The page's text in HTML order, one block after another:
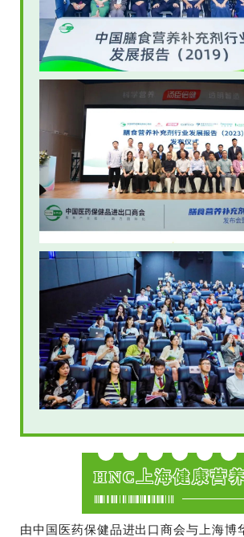
HNC上海健康营
由中国医药保健品进出口商会与上海博